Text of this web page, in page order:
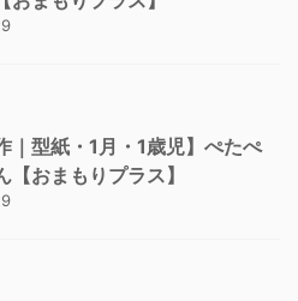
｜型紙・1月・1歳児】ぺたぺ
【おまもりプラス】